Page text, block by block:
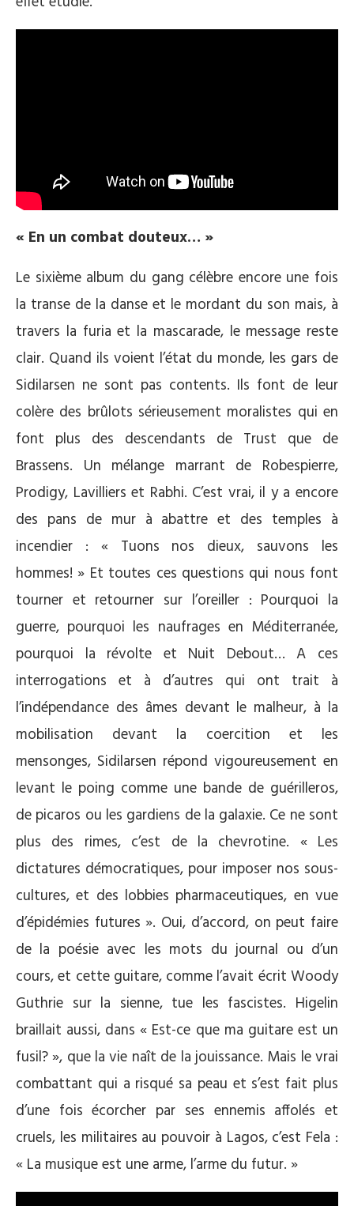
« En un combat douteux… »
Le sixième album du gang célèbre encore une fois
la transe de la danse et le mordant du son mais, à
travers la furia et la mascarade, le message reste
clair. Quand ils voient l’état du monde, les gars de
Sidilarsen ne sont pas contents. Ils font de leur
colère des brûlots sérieusement moralistes qui en
font plus des descendants de Trust que de
Brassens. Un mélange marrant de Robespierre,
Prodigy, Lavilliers et Rabhi. C’est vrai, il y a encore
des pans de mur à abattre et des temples à
incendier : « Tuons nos dieux, sauvons les
hommes! » Et toutes ces questions qui nous font
tourner et retourner sur l’oreiller : Pourquoi la
guerre, pourquoi les naufrages en Méditerranée,
pourquoi la révolte et Nuit Debout… A ces
interrogations et à d’autres qui ont trait à
l’indépendance des âmes devant le malheur, à la
mobilisation devant la coercition et les
mensonges, Sidilarsen répond vigoureusement en
levant le poing comme une bande de guérilleros,
de picaros ou les gardiens de la galaxie. Ce ne sont
plus des rimes, c’est de la chevrotine. « Les
dictatures démocratiques, pour imposer nos sous-
cultures, et des lobbies pharmaceutiques, en vue
d’épidémies futures ». Oui, d’accord, on peut faire
de la poésie avec les mots du journal ou d’un
cours, et cette guitare, comme l’avait écrit Woody
Guthrie sur la sienne, tue les fascistes. Higelin
braillait aussi, dans « Est-ce que ma guitare est un
fusil? », que la vie naît de la jouissance. Mais le vrai
combattant qui a risqué sa peau et s’est fait plus
d’une fois écorcher par ses ennemis affolés et
cruels, les militaires au pouvoir à Lagos, c’est Fela :
« La musique est une arme, l’arme du futur. »